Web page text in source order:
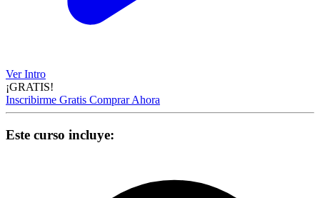
Ver Intro
¡GRATIS!
Inscribirme Gratis Comprar Ahora
Este curso incluye: